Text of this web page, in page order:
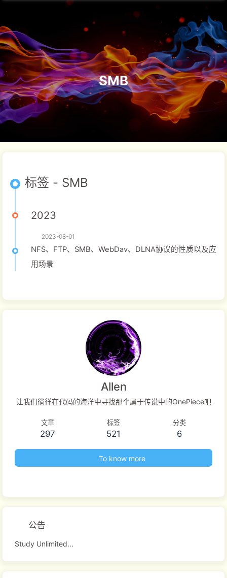
SMB
标签 - SMB
2023
2023-08-01
NFS、FTP、SMB、WebDav、DLNA协议的性质以及应
用场景
Allen
让我们徜徉在代码的海洋中寻找那个属于传说中的OnePiece吧
文章
297
标签
521
分类
6
To know more
公告
Study Unlimited...